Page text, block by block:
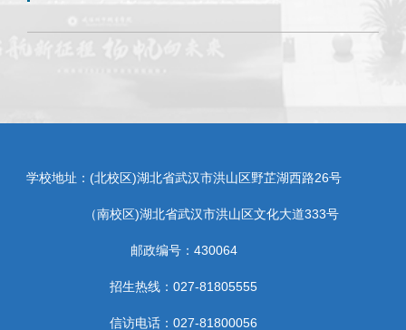
学校地址：(北校区)湖北省武汉市洪山区野芷湖西路26号
（南校区)湖北省武汉市洪山区文化大道333号
邮政编号：430064
招生热线：027-81805555
信访电话：027-81800056